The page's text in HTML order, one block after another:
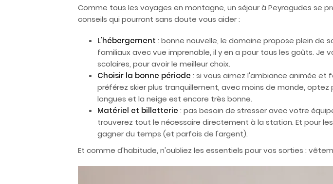
Comme tous les voyages en montagne, un séjour à Peyragudes se
conseils qui pourront sans doute vous aider :
L'hébergement : bonne nouvelle, le domaine propose plein de
familiaux avec vue imprenable, il y en a pour tous les goûts.
scolaires, pour avoir le meilleur choix.
Choisir la bonne période : si vous aimez l'ambiance animée et
préférez skier plus tranquillement, avec moins de monde, optez
longues et la neige est encore très bonne.
Matériel et billetterie : pas besoin de stresser avec votre
trouverez tout le nécessaire directement à la station. Et pour
gagner du temps (et parfois de l'argent).
Et comme d'habitude, n'oubliez les essentiels pour vos sorties :